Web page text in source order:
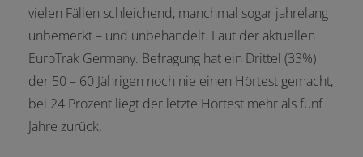
vielen Fällen schleichend, manchmal sogar jahrelang
unbemerkt – und unbehandelt. Laut der aktuellen
EuroTrak Germany. Befragung hat ein Drittel (33%)
der 50 – 60 Jährigen noch nie einen Hörtest gemacht,
bei 24 Prozent liegt der letzte Hörtest mehr als fünf
Jahre zurück.